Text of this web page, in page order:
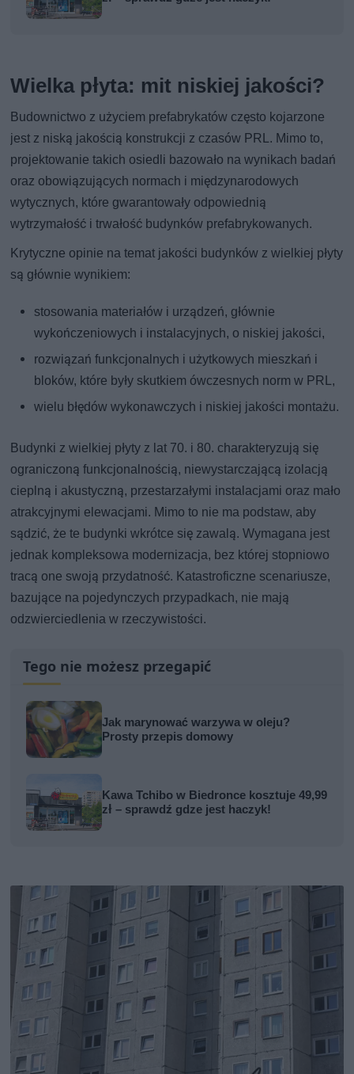
Wielka płyta: mit niskiej jakości?
Budownictwo z użyciem prefabrykatów często kojarzone
jest z niską jakością konstrukcji z czasów PRL. Mimo to,
projektowanie takich osiedli bazowało na wynikach badań
oraz obowiązujących normach i międzynarodowych
wytycznych, które gwarantowały odpowiednią
wytrzymałość i trwałość budynków prefabrykowanych.
Krytyczne opinie na temat jakości budynków z wielkiej płyty
są głównie wynikiem:
stosowania materiałów i urządzeń, głównie
wykończeniowych i instalacyjnych, o niskiej jakości,
rozwiązań funkcjonalnych i użytkowych mieszkań i
bloków, które były skutkiem ówczesnych norm w PRL,
wielu błędów wykonawczych i niskiej jakości montażu.
Budynki z wielkiej płyty z lat 70. i 80. charakteryzują się
ograniczoną funkcjonalnością, niewystarczającą izolacją
cieplną i akustyczną, przestarzałymi instalacjami oraz mało
atrakcyjnymi elewacjami. Mimo to nie ma podstaw, aby
sądzić, że te budynki wkrótce się zawalą. Wymagana jest
jednak kompleksowa modernizacja, bez której stopniowo
tracą one swoją przydatność. Katastroficzne scenariusze,
bazujące na pojedynczych przypadkach, nie mają
odzwierciedlenia w rzeczywistości.
Tego nie możesz przegapić
Jak marynować warzywa w oleju?
Prosty przepis domowy
Kawa Tchibo w Biedronce kosztuje 49,99
zł – sprawdź gdze jest haczyk!